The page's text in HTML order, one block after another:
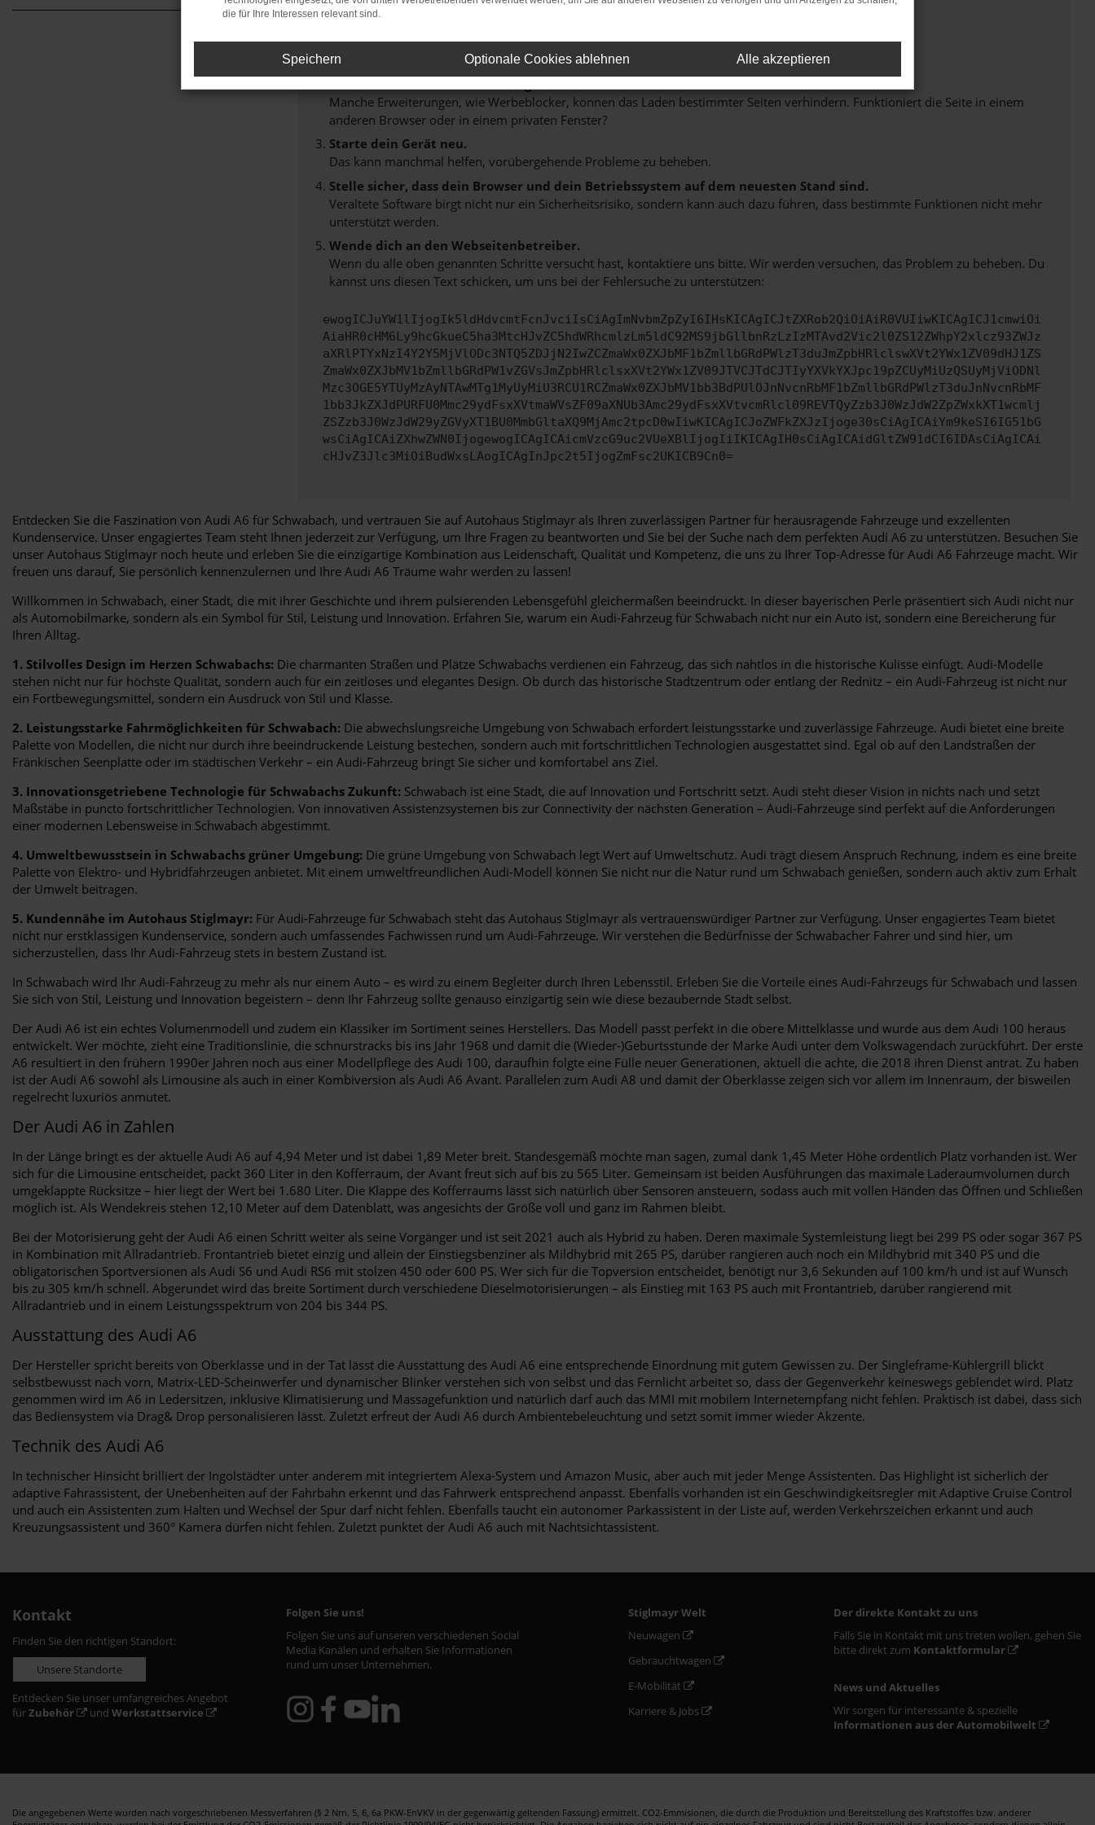
Hier sind ein paar Tipps, die dir helfen können:
Überprüfe deine Firewall und deine Internetverbindung.
Laden andere Webseiten, zum Beispiel deine Suchmaschine?
Manche Erweiterungen, wie Werbeblocker, können das Laden bestimmter Seiten verhindern. Funktioniert die Seite in einem
anderen Browser oder in einem privaten Fenster?
Starte dein Gerät neu.
Das kann manchmal helfen, vorübergehende Probleme zu beheben.
Stelle sicher, dass dein Browser und dein Betriebssystem auf dem neuesten Stand sind.
Veraltete Software birgt nicht nur ein Sicherheitsrisiko, sondern kann auch dazu führen, dass bestimmte Funktionen nicht mehr
unterstützt werden.
Wende dich an den Webseitenbetreiber.
Wenn du alle oben genannten Schritte versucht hast, kontaktiere uns bitte. Wir werden versuchen, das Problem zu beheben. Du
kannst uns diesen Text schicken, um uns bei der Fehlersuche zu unterstützen:
ewogICJuYW1lIjogIk5ldHdvcmtFcnJvciIsCiAgImNvbmZpZyI6IHsKICAgICJtZXRob2QiOiAiR0VUIiwKICAgICJ1cmwiOi
AiaHR0cHM6Ly9hcGkueC5ha3MtcHJvZC5hdWRhcmlzLm5ldC92MS9jbGllbnRzLzIzMTAvd2Vic2l0ZS12ZWhpY2xlcz93ZWJz
aXRlPTYxNzI4Y2Y5MjVlODc3NTQ5ZDJjN2IwZCZmaWx0ZXJbMF1bZmllbGRdPWlzT3duJmZpbHRlclswXVt2YWx1ZV09dHJ1ZS
ZmaWx0ZXJbMV1bZmllbGRdPW1vZGVsJmZpbHRlclsxXVt2YWx1ZV09JTVCJTdCJTIyYXVkYXJpc19pZCUyMiUzQSUyMjViODNl
Mzc3OGE5YTUyMzAyNTAwMTg1MyUyMiU3RCU1RCZmaWx0ZXJbMV1bb3BdPUlOJnNvcnRbMF1bZmllbGRdPWlzT3duJnNvcnRbMF
1bb3JkZXJdPURFU0Mmc29ydFsxXVtmaWVsZF09aXNUb3Amc29ydFsxXVtvcmRlcl09REVTQyZzb3J0WzJdW2ZpZWxkXT1wcmlj
ZSZzb3J0WzJdW29yZGVyXT1BU0MmbGltaXQ9MjAmc2tpcD0wIiwKICAgICJoZWFkZXJzIjoge30sCiAgICAiYm9keSI6IG51bG
wsCiAgICAiZXhwZWN0IjogewogICAgICAicmVzcG9uc2VUeXBlIjogIiIKICAgIH0sCiAgICAidGltZW91dCI6IDAsCiAgICAi
cHJvZ3Jlc3MiOiBudWxsLAogICAgInJpc2t5IjogZmFsc2UKICB9Cn0=
Entdecken Sie die Faszination von Audi A6 für Schwabach, und vertrauen Sie auf Autohaus Stiglmayr als Ihren zuverlässigen Partner für herausragende Fahrzeuge und exzellenten
Kundenservice. Unser engagiertes Team steht Ihnen jederzeit zur Verfügung, um Ihre Fragen zu beantworten und Sie bei der Suche nach dem perfekten Audi A6 zu unterstützen. Besuchen Sie
unser Autohaus Stiglmayr noch heute und erleben Sie die einzigartige Kombination aus Leidenschaft, Qualität und Kompetenz, die uns zu Ihrer Top-Adresse für Audi A6 Fahrzeuge macht. Wir
freuen uns darauf, Sie persönlich kennenzulernen und Ihre Audi A6 Träume wahr werden zu lassen!
Willkommen in Schwabach, einer Stadt, die mit ihrer Geschichte und ihrem pulsierenden Lebensgefühl gleichermaßen beeindruckt. In dieser bayerischen Perle präsentiert sich Audi nicht nur
als Automobilmarke, sondern als ein Symbol für Stil, Leistung und Innovation. Erfahren Sie, warum ein Audi-Fahrzeug für Schwabach nicht nur ein Auto ist, sondern eine Bereicherung für
Ihren Alltag.
1. Stilvolles Design im Herzen Schwabachs: Die charmanten Straßen und Plätze Schwabachs verdienen ein Fahrzeug, das sich nahtlos in die historische Kulisse einfügt. Audi-Modelle
stehen nicht nur für höchste Qualität, sondern auch für ein zeitloses und elegantes Design. Ob durch das historische Stadtzentrum oder entlang der Rednitz – ein Audi-Fahrzeug ist nicht nur
ein Fortbewegungsmittel, sondern ein Ausdruck von Stil und Klasse.
2. Leistungsstarke Fahrmöglichkeiten für Schwabach: Die abwechslungsreiche Umgebung von Schwabach erfordert leistungsstarke und zuverlässige Fahrzeuge. Audi bietet eine breite
Palette von Modellen, die nicht nur durch ihre beeindruckende Leistung bestechen, sondern auch mit fortschrittlichen Technologien ausgestattet sind. Egal ob auf den Landstraßen der
Fränkischen Seenplatte oder im städtischen Verkehr – ein Audi-Fahrzeug bringt Sie sicher und komfortabel ans Ziel.
3. Innovationsgetriebene Technologie für Schwabachs Zukunft: Schwabach ist eine Stadt, die auf Innovation und Fortschritt setzt. Audi steht dieser Vision in nichts nach und setzt
Maßstäbe in puncto fortschrittlicher Technologien. Von innovativen Assistenzsystemen bis zur Connectivity der nächsten Generation – Audi-Fahrzeuge sind perfekt auf die Anforderungen
einer modernen Lebensweise in Schwabach abgestimmt.
4. Umweltbewusstsein in Schwabachs grüner Umgebung: Die grüne Umgebung von Schwabach legt Wert auf Umweltschutz. Audi trägt diesem Anspruch Rechnung, indem es eine breite
Palette von Elektro- und Hybridfahrzeugen anbietet. Mit einem umweltfreundlichen Audi-Modell können Sie nicht nur die Natur rund um Schwabach genießen, sondern auch aktiv zum Erhalt
der Umwelt beitragen.
5. Kundennähe im Autohaus Stiglmayr: Für Audi-Fahrzeuge für Schwabach steht das Autohaus Stiglmayr als vertrauenswürdiger Partner zur Verfügung. Unser engagiertes Team bietet
nicht nur erstklassigen Kundenservice, sondern auch umfassendes Fachwissen rund um Audi-Fahrzeuge. Wir verstehen die Bedürfnisse der Schwabacher Fahrer und sind hier, um
sicherzustellen, dass Ihr Audi-Fahrzeug stets in bestem Zustand ist.
In Schwabach wird Ihr Audi-Fahrzeug zu mehr als nur einem Auto – es wird zu einem Begleiter durch Ihren Lebensstil. Erleben Sie die Vorteile eines Audi-Fahrzeugs für Schwabach und lassen
Sie sich von Stil, Leistung und Innovation begeistern – denn Ihr Fahrzeug sollte genauso einzigartig sein wie diese bezaubernde Stadt selbst.
Der Audi A6 ist ein echtes Volumenmodell und zudem ein Klassiker im Sortiment seines Herstellers. Das Modell passt perfekt in die obere Mittelklasse und wurde aus dem Audi 100 heraus
entwickelt. Wer möchte, zieht eine Traditionslinie, die schnurstracks bis ins Jahr 1968 und damit die (Wieder-)Geburtsstunde der Marke Audi unter dem Volkswagendach zurückführt. Der erste
A6 resultiert in den frühern 1990er Jahren noch aus einer Modellpflege des Audi 100, daraufhin folgte eine Fülle neuer Generationen, aktuell die achte, die 2018 ihren Dienst antrat. Zu haben
ist der Audi A6 sowohl als Limousine als auch in einer Kombiversion als Audi A6 Avant. Parallelen zum Audi A8 und damit der Oberklasse zeigen sich vor allem im Innenraum, der bisweilen
regelrecht luxuriös anmutet.
Der Audi A6 in Zahlen
In der Länge bringt es der aktuelle Audi A6 auf 4,94 Meter und ist dabei 1,89 Meter breit. Standesgemäß möchte man sagen, zumal dank 1,45 Meter Höhe ordentlich Platz vorhanden ist. Wer
sich für die Limousine entscheidet, packt 360 Liter in den Kofferraum, der Avant freut sich auf bis zu 565 Liter. Gemeinsam ist beiden Ausführungen das maximale Laderaumvolumen durch
umgeklappte Rücksitze – hier liegt der Wert bei 1.680 Liter. Die Klappe des Kofferraums lässt sich natürlich über Sensoren ansteuern, sodass auch mit vollen Händen das Öffnen und Schließen
möglich ist. Als Wendekreis stehen 12,10 Meter auf dem Datenblatt, was angesichts der Größe voll und ganz im Rahmen bleibt.
Bei der Motorisierung geht der Audi A6 einen Schritt weiter als seine Vorgänger und ist seit 2021 auch als Hybrid zu haben. Deren maximale Systemleistung liegt bei 299 PS oder sogar 367 PS
in Kombination mit Allradantrieb. Frontantrieb bietet einzig und allein der Einstiegsbenziner als Mildhybrid mit 265 PS, darüber rangieren auch noch ein Mildhybrid mit 340 PS und die
obligatorischen Sportversionen als Audi S6 und Audi RS6 mit stolzen 450 oder 600 PS. Wer sich für die Topversion entscheidet, benötigt nur 3,6 Sekunden auf 100 km/h und ist auf Wunsch
bis zu 305 km/h schnell. Abgerundet wird das breite Sortiment durch verschiedene Dieselmotorisierungen – als Einstieg mit 163 PS auch mit Frontantrieb, darüber rangierend mit
Allradantrieb und in einem Leistungsspektrum von 204 bis 344 PS.
Ausstattung des Audi A6
Der Hersteller spricht bereits von Oberklasse und in der Tat lässt die Ausstattung des Audi A6 eine entsprechende Einordnung mit gutem Gewissen zu. Der Singleframe-Kühlergrill blickt
selbstbewusst nach vorn, Matrix-LED-Scheinwerfer und dynamischer Blinker verstehen sich von selbst und das Fernlicht arbeitet so, dass der Gegenverkehr keineswegs geblendet wird. Platz
genommen wird im A6 in Ledersitzen, inklusive Klimatisierung und Massagefunktion und natürlich darf auch das MMI mit mobilem Internetempfang nicht fehlen. Praktisch ist dabei, dass sich
das Bediensystem via Drag& Drop personalisieren lässt. Zuletzt erfreut der Audi A6 durch Ambientebeleuchtung und setzt somit immer wieder Akzente.
Technik des Audi A6
In technischer Hinsicht brilliert der Ingolstädter unter anderem mit integriertem Alexa-System und Amazon Music, aber auch mit jeder Menge Assistenten. Das Highlight ist sicherlich der
adaptive Fahrassistent, der Unebenheiten auf der Fahrbahn erkennt und das Fahrwerk entsprechend anpasst. Ebenfalls vorhanden ist ein Geschwindigkeitsregler mit Adaptive Cruise Control
und auch ein Assistenten zum Halten und Wechsel der Spur darf nicht fehlen. Ebenfalls taucht ein autonomer Parkassistent in der Liste auf, werden Verkehrszeichen erkannt und auch
Kreuzungsassistent und 360° Kamera dürfen nicht fehlen. Zuletzt punktet der Audi A6 auch mit Nachtsichtassistent.
Kontakt
Finden Sie den richtigen Standort:
Unsere Standorte
Entdecken Sie unser umfangreiches Angebot
fürZubehör und Werkstattservice
Folgen Sie uns!
Folgen Sie uns auf unseren verschiedenen Social
Media Kanälen und erhalten Sie Informationen
rund um unser Unternehmen.
Stiglmayr Welt
Neuwagen
Gebrauchtwagen
E-Mobilität
Karriere & Jobs
Der direkte Kontakt zu uns
Falls Sie in Kontakt mit uns treten wollen, gehen Sie
bitte direkt zum Kontaktformular
News und Aktuelles
Wir sorgen für interessante & spezielle
Informationen aus der Automobilwelt
Die angegebenen Werte wurden nach vorgeschriebenen Messverfahren (§ 2 Nrn. 5, 6, 6a PKW-EnVKV in der gegenwärtig geltenden Fassung) ermittelt. CO2-Emmisionen, die durch die Produktion und Bereitstellung des Kraftstoffes bzw. anderer
die für Ihre Interessen relevant sind.
Speichern Optionale Cookies ablehnen Alle akzeptieren